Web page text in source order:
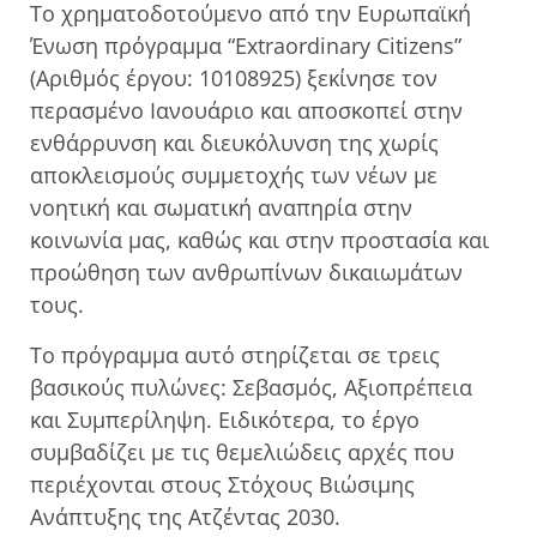
Το χρηματοδοτούμενο από την Ευρωπαϊκή
Ένωση πρόγραμμα “Extraordinary Citizens”
(Αριθμός έργου: 10108925) ξεκίνησε τον
περασμένο Ιανουάριο και αποσκοπεί στην
ενθάρρυνση και διευκόλυνση της χωρίς
αποκλεισμούς συμμετοχής των νέων με
νοητική και σωματική αναπηρία στην
κοινωνία μας, καθώς και στην προστασία και
προώθηση των ανθρωπίνων δικαιωμάτων
τους.
Το πρόγραμμα αυτό στηρίζεται σε τρεις
βασικούς πυλώνες: Σεβασμός, Αξιοπρέπεια
και Συμπερίληψη. Ειδικότερα, το έργο
συμβαδίζει με τις θεμελιώδεις αρχές που
περιέχονται στους Στόχους Βιώσιμης
Ανάπτυξης της Ατζέντας 2030.